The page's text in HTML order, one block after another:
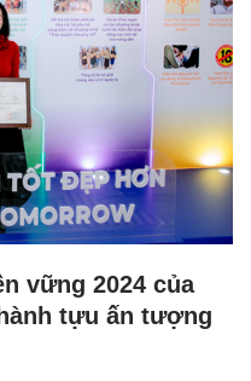
vững 2024 của
tựu ấn tượng